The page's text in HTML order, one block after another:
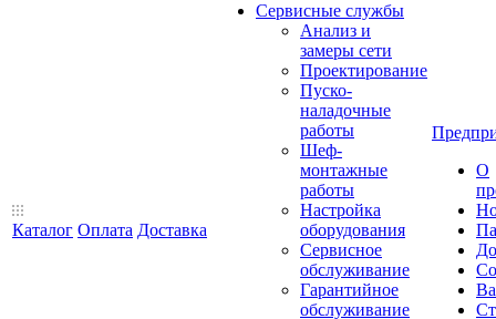
Каталог Оплата Доставка
Сервисные службы
Анализ и
замеры сети
Проектирование
Пуско-
наладочные
работы
Шеф-
монтажные
работы
Настройка
оборудования
Сервисное
обслуживание
Гарантийное
обслуживание
О